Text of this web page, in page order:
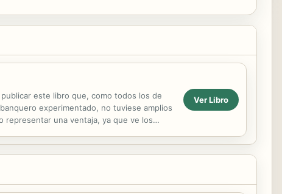
este libro que, como todos los de
experimentado, no tuviese amplios
representar una ventaja, ya que ve los
Ver Libro